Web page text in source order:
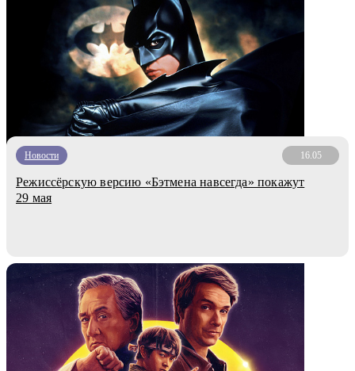
Новости 16.05
Режиссёрскую версию «Бэтмена навсегда» покажут
29 мая